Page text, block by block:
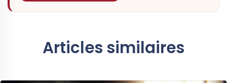
Articles similaires